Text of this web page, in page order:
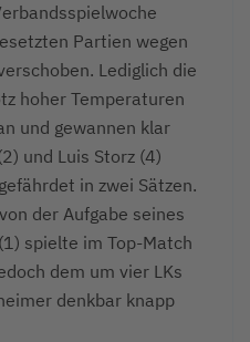
Partien wegen
Lediglich die
hoher Temperaturen
und gewannen klar
und Luis Storz (4)
in zwei Sätzen.
der Aufgabe seines
spielte im Top-Match
dem um vier LKs
denkbar knapp